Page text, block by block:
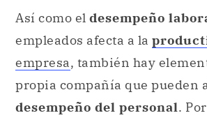
Así como el desempeño
empleados afecta a la
empresa, también hay
propia compañía que pueden
desempeño del personal.